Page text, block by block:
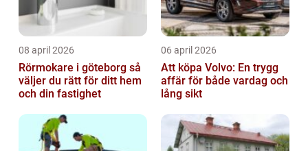
08 april 2026
Rörmokare i göteborg så
väljer du rätt för ditt hem
och din fastighet
06 april 2026
Att köpa Volvo: En trygg
affär för både vardag och
lång sikt